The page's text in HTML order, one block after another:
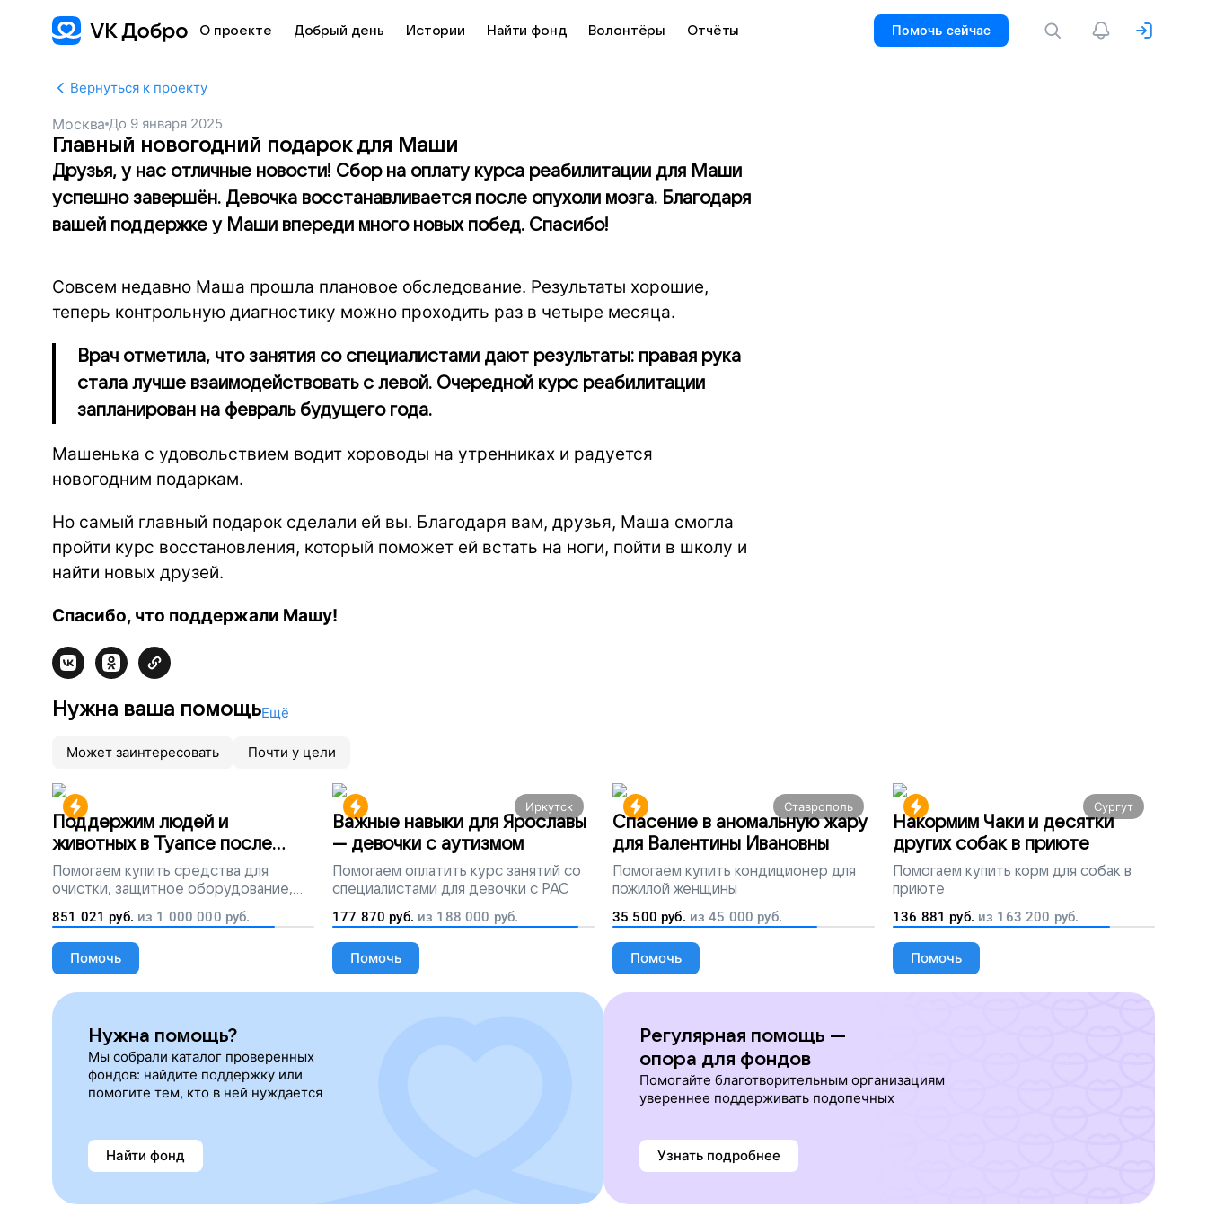
О проекте Добрый день Истории Найти фонд Волонтёры Отчёты Помочь сейчас
Вернуться к проекту
Москва До 9 января 2025
Главный новогодний подарок для Маши
Друзья, у нас отличные новости! Сбор на оплату курса реабилитации для Маши
успешно завершён. Девочка восстанавливается после опухоли мозга. Благодаря
вашей поддержке у Маши впереди много новых побед. Спасибо!
Совсем недавно Маша прошла плановое обследование. Результаты хорошие,
теперь контрольную диагностику можно проходить раз в четыре месяца.
Врач отметила, что занятия со специалистами дают результаты: правая рука
стала лучше взаимодействовать с левой. Очередной курс реабилитации
запланирован на февраль будущего года.
Машенька с удовольствием водит хороводы на утренниках и радуется
новогодним подаркам.
Но самый главный подарок сделали ей вы. Благодаря вам, друзья, Маша смогла
пройти курс восстановления, который поможет ей встать на ноги, пойти в школу и
найти новых друзей.
Спасибо, что поддержали Машу!
Нужна ваша помощьЕщё
Может заинтересовать Почти у цели
Поддержим людей и
животных в Туапсе после
разлива мазута
Помогаем купить средства для
очистки, защитное оборудование,
лекарства, корм и предметы первой
необходимости
851 021 руб. из 1 000 000 руб.
Помочь
Иркутск
Важные навыки для Ярославы
— девочки с аутизмом
Помогаем оплатить курс занятий со
специалистами для девочки с РАС
177 870 руб. из 188 000 руб.
Помочь
Ставрополь
Спасение в аномальную жару
для Валентины Ивановны
Помогаем купить кондиционер для
пожилой женщины
35 500 руб. из45 000 руб.
Помочь
Сургут
Накормим Чаки и десятки
других собак в приюте
Помогаем купить корм для собак в
приюте
136 881 руб. из 163 200 руб.
Помочь
Нужна помощь?
Мы собрали каталог проверенных
фондов: найдите поддержку или
помогите тем, кто в ней нуждается
Найти фонд
Регулярная помощь —
опора для фондов
Помогайте благотворительным организациям
увереннее поддерживать подопечных
Узнать подробнее